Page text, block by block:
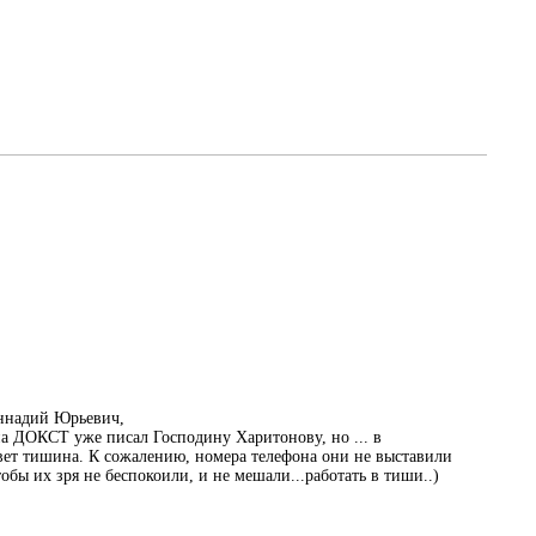
Юрьевич,
ДОКСТ уже писал Господину Харитонову, но ... в
тишина. К сожалению, номера телефона они не выставили
их зря не беспокоили, и не мешали...работать в тиши..)